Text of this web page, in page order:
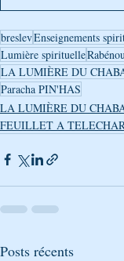
breslevEnseignements
Lumière spirituelle
LA LUMIÈRE DU
Paracha PIN'HAS
LA LUMIÈRE DU
FEUILLET A
Posts récents